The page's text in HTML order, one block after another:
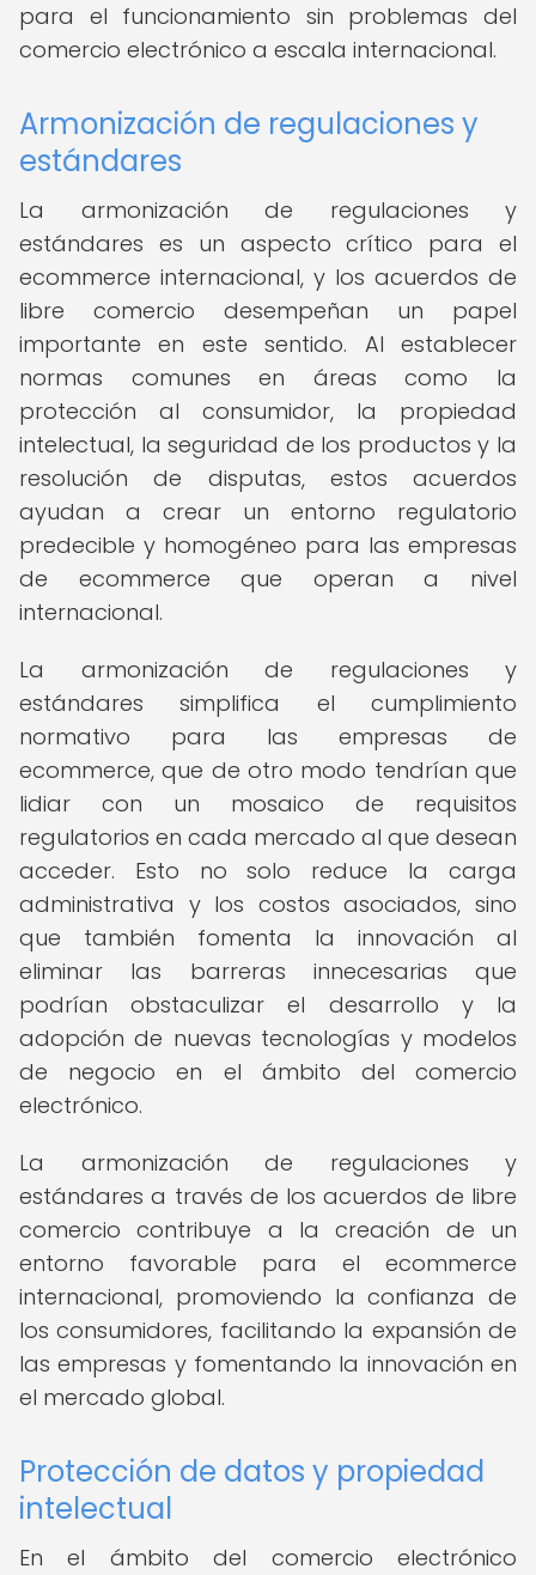
para el funcionamiento sin problemas del
comercio electrónico a escala internacional.
Armonización de regulaciones y
estándares
La armonización de regulaciones y
estándares es un aspecto crítico para el
ecommerce internacional, y los acuerdos de
libre comercio desempeñan un papel
importante en este sentido. Al establecer
normas comunes en áreas como la
protección al consumidor, la propiedad
intelectual, la seguridad de los productos y la
resolución de disputas, estos acuerdos
ayudan a crear un entorno regulatorio
predecible y homogéneo para las empresas
de ecommerce que operan a nivel
internacional.
La armonización de regulaciones y
estándares simplifica el cumplimiento
normativo para las empresas de
ecommerce, que de otro modo tendrían que
lidiar con un mosaico de requisitos
regulatorios en cada mercado al que desean
acceder. Esto no solo reduce la carga
administrativa y los costos asociados, sino
que también fomenta la innovación al
eliminar las barreras innecesarias que
podrían obstaculizar el desarrollo y la
adopción de nuevas tecnologías y modelos
de negocio en el ámbito del comercio
electrónico.
La armonización de regulaciones y
estándares a través de los acuerdos de libre
comercio contribuye a la creación de un
entorno favorable para el ecommerce
internacional, promoviendo la confianza de
los consumidores, facilitando la expansión de
las empresas y fomentando la innovación en
el mercado global.
Protección de datos y propiedad
intelectual
En el ámbito del comercio electrónico